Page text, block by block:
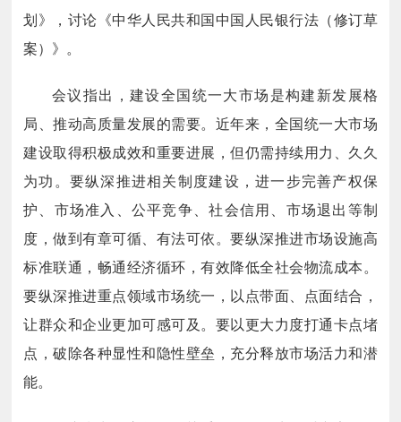
划》，讨论《中华人民共和国中国人民银行法（修订草
案）》。
会议指出，建设全国统一大市场是构建新发展格
局、推动高质量发展的需要。近年来，全国统一大市场
建设取得积极成效和重要进展，但仍需持续用力、久久
为功。要纵深推进相关制度建设，进一步完善产权保
护、市场准入、公平竞争、社会信用、市场退出等制
度，做到有章可循、有法可依。要纵深推进市场设施高
标准联通，畅通经济循环，有效降低全社会物流成本。
要纵深推进重点领域市场统一，以点带面、点面结合，
让群众和企业更加可感可及。要以更大力度打通卡点堵
点，破除各种显性和隐性壁垒，充分释放市场活力和潜
能。